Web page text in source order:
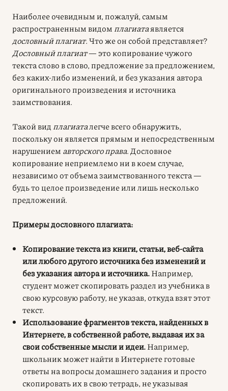
Наиболее очевидным и, пожалуй, самым
распространенным видом плагиатаявляется
дословный плагиат. Что же он собой представляет?
Дословный плагиат— это копирование чужого
текста слово в слово, предложение за предложением,
без каких-либо изменений, и без указания автора
оригинального произведения и источника
заимствования.
Такой вид плагиаталегче всего обнаружить,
поскольку он является прямым и непосредственным
нарушением авторского права. Дословное
копирование неприемлемо ни в коем случае,
независимо от объема заимствованного текста —
будь то целое произведение или лишь несколько
предложений.
Примеры дословного плагиата:
Копирование текста из книги, статьи, веб-сайта
или любого другого источника без изменений и
без указания автора и источника.Например,
студент может скопировать раздел из учебника в
свою курсовую работу, не указав, откуда взят этот
текст.
Использование фрагментов текста, найденных в
Интернете, в собственной работе, выдавая их за
свои собственные мысли и идеи.Например,
школьник может найти в Интернете готовые
ответы на вопросы домашнего задания и просто
скопировать их в свою тетрадь, не указывая